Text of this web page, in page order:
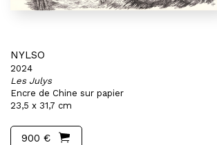
NYLSO
2024
Les Julys
Encre de Chine sur papier
23,5 x 31,7 cm
900 €